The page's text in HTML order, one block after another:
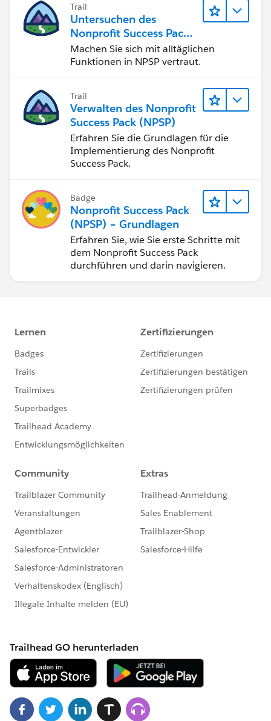
Trail
Untersuchen des
Nonprofit Success Pack
(NPSP)
Machen Sie sich mit alltäglichen
Funktionen in NPSP vertraut.
Trail
Verwalten des Nonprofit
Success Pack (NPSP)
Erfahren Sie die Grundlagen für die
Implementierung des Nonprofit
Success Pack.
Badge
Nonprofit Success Pack
(NPSP) – Grundlagen
Erfahren Sie, wie Sie erste Schritte mit
dem Nonprofit Success Pack
durchführen und darin navigieren.